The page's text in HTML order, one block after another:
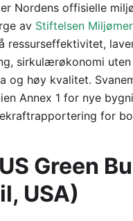
er Nordens offisielle
av Stiftelsen
ressurseffektivitet,
sirkulærøkonomi
og høy kvalitet.
Annex 1 for nye
for
Green
USA)